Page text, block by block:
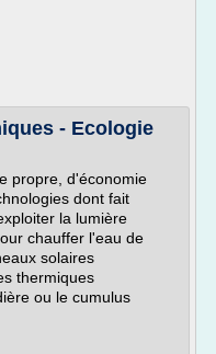
- Ecologie
propre, d'économie
dont fait
la lumière
chauffer l'eau de
solaires
thermiques
ou le cumulus